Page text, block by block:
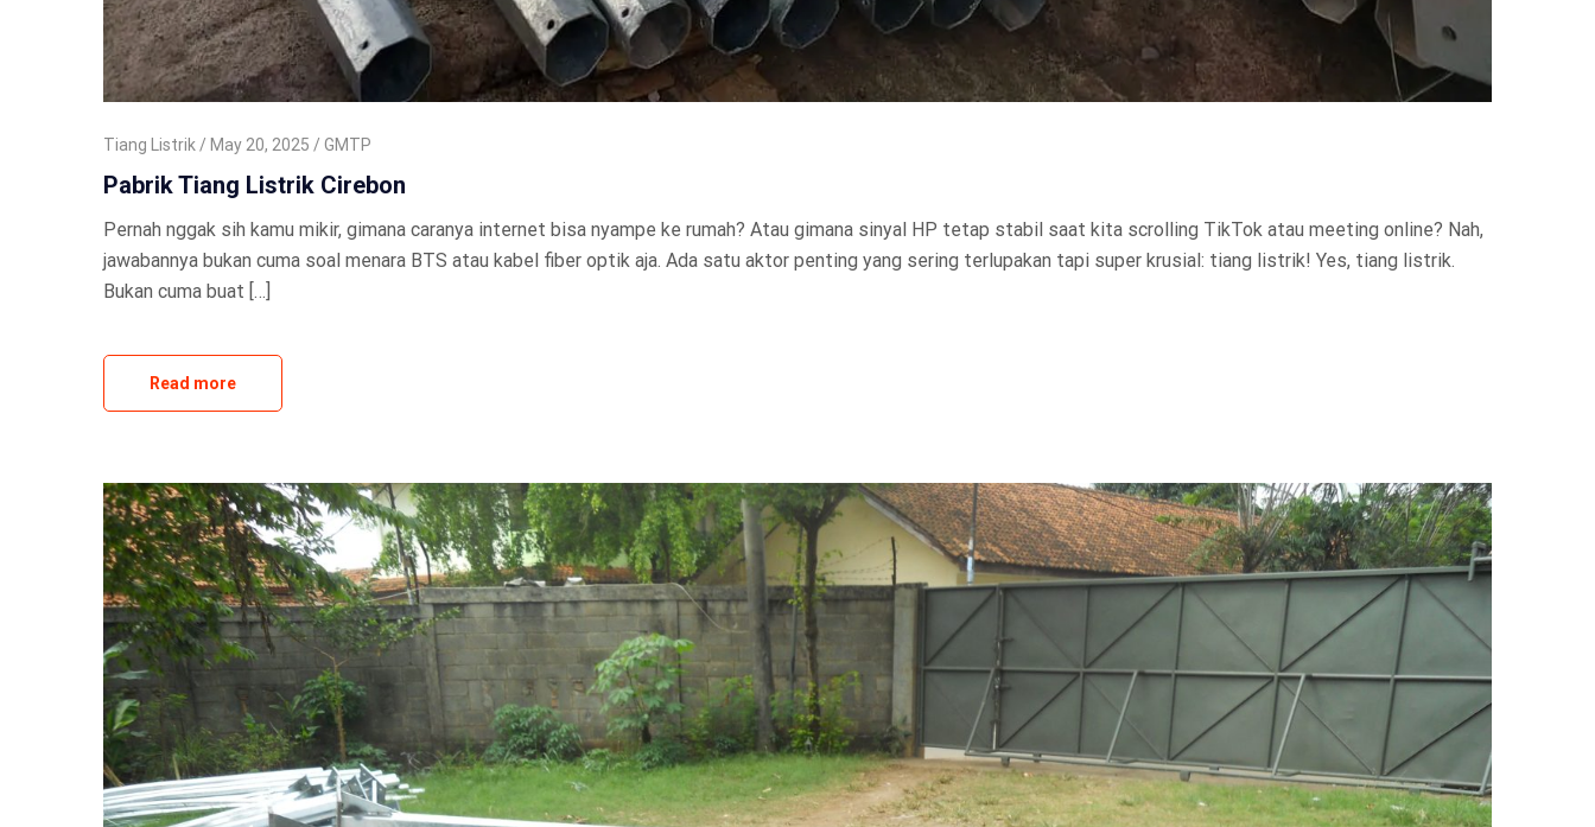
Tiang Listrik May 20, 2025 GMTP
Pabrik Tiang Listrik Cirebon
Pernah nggak sih kamu mikir, gimana caranya internet bisa nyampe ke rumah? Atau gimana sinyal HP tetap stabil saat kita scrolling TikTok atau meeting online? Nah,
jawabannya bukan cuma soal menara BTS atau kabel fiber optik aja. Ada satu aktor penting yang sering terlupakan tapi super krusial: tiang listrik! Yes, tiang listrik.
Bukan cuma buat […]
Read more